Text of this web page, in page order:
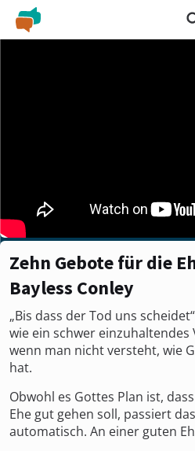
Zehn Gebote für die
Bayless Conley
„Bis dass der Tod uns
wie ein schwer
wenn man nicht versteht, wie
hat.
Obwohl es Gottes Plan ist,
Ehe gut gehen soll, passiert
automatisch. An einer guten